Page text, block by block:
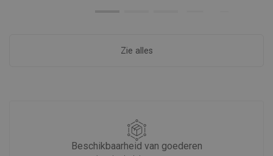
Zie alles
Beschikbaarheid van goederen